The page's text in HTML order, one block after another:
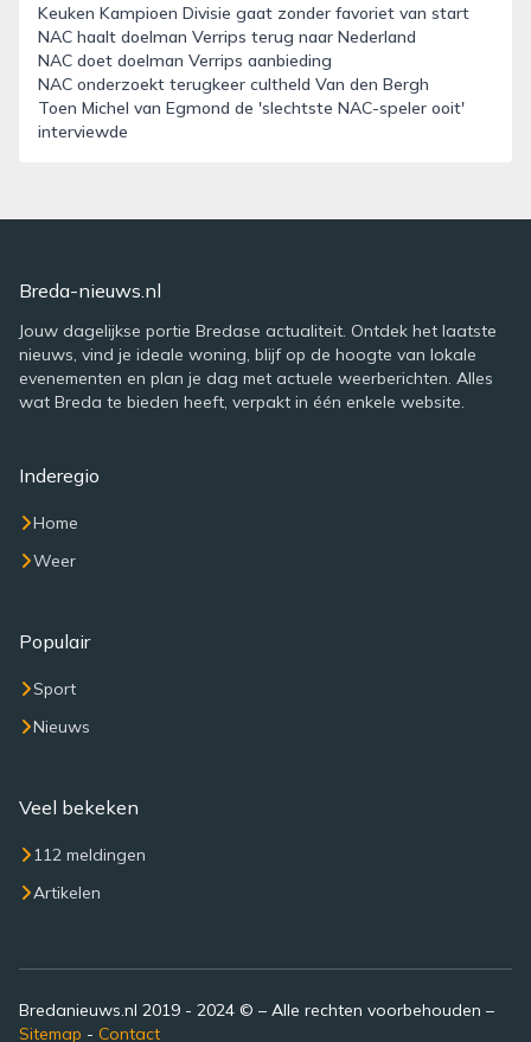
Keuken Kampioen Divisie gaat zonder favoriet van start
NAC haalt doelman Verrips terug naar Nederland
NAC doet doelman Verrips aanbieding
NAC onderzoekt terugkeer cultheld Van den Bergh
Toen Michel van Egmond de 'slechtste NAC-speler ooit'
interviewde
Breda-nieuws.nl
Jouw dagelijkse portie Bredase actualiteit. Ontdek het laatste
nieuws, vind je ideale woning, blijf op de hoogte van lokale
evenementen en plan je dag met actuele weerberichten. Alles
wat Breda te bieden heeft, verpakt in één enkele website.
Inderegio
Home
Weer
Populair
Sport
Nieuws
Veel bekeken
112 meldingen
Artikelen
Bredanieuws.nl 2019 - 2024 © – Alle rechten voorbehouden –
Sitemap - Contact